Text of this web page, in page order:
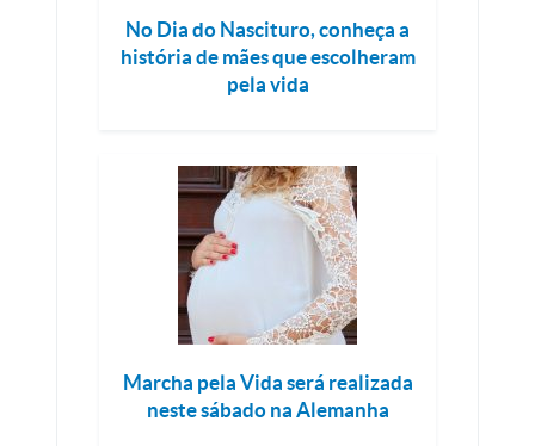
No Dia do Nascituro, conheça a
história de mães que escolheram
pela vida
Marcha pela Vida será realizada
neste sábado na Alemanha